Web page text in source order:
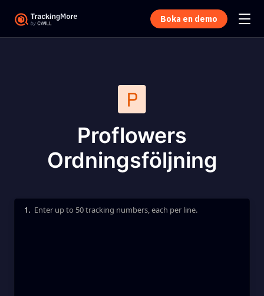
Boka en demo
Proflowers
Ordningsföljning
Enter up to 50 tracking numbers, each per line.
1.